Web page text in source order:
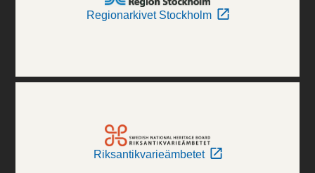
Regionarkivet Stockholm
Riksantikvarieämbetet